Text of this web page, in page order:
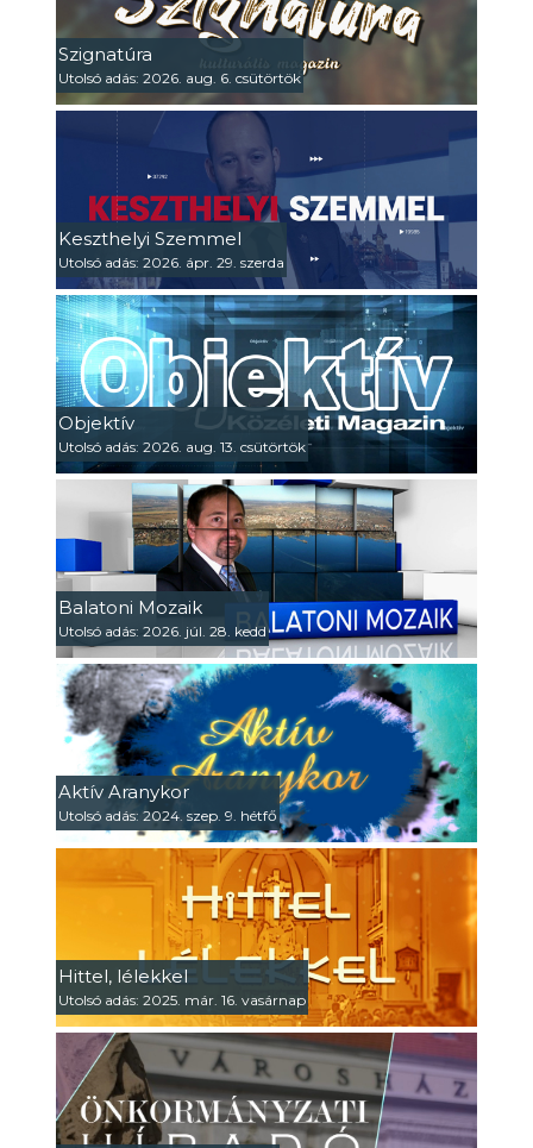
Szignatúra
Utolsó adás: 2026. aug. 6. csütörtök
Keszthelyi Szemmel
Utolsó adás: 2026. ápr. 29. szerda
Objektív
Utolsó adás: 2026. aug. 13. csütörtök
Balatoni Mozaik
Utolsó adás: 2026. júl. 28. kedd
Aktív Aranykor
Utolsó adás: 2024. szep. 9. hétfő
Hittel, lélekkel
Utolsó adás: 2025. már. 16. vasárnap